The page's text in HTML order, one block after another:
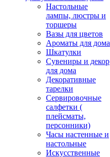
Настольные
лампы, люстры и
торшеры
Вазы для цветов
Ароматы для дома
Шкатулки
Сувениры и декор
для дома
Декоративные
тарелки
Сервировочные
салфетки (
плейсматы,
персонники)
Часы настенные и
настольные
Искусственные